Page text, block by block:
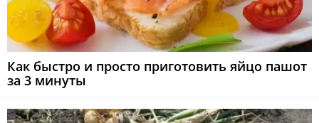
Как быстро и просто приготовить яйцо пашот
за 3 минуты